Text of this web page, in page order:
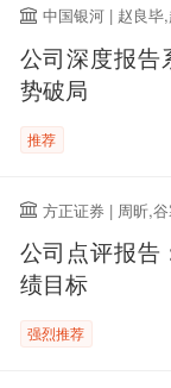
中国银河 | 赵良毕
公司深度报告
势破局
推荐
方正证券 | 周昕,
公司点评报告
绩目标
强烈推荐